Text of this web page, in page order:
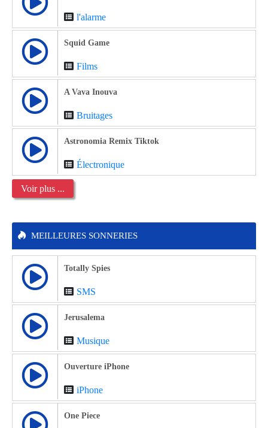
l'alarme
Squid Game
Films
A Vava Inouva
Bruitages
Astronomia Remix Tiktok
Électronique
Voir plus ...
MEILLEURES SONNERIES
Totally Spies
SMS
Jerusalema
Musique
Ouverture iPhone
iPhone
One Piece